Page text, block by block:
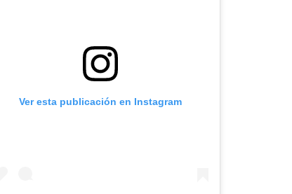
Ver esta publicación en Instagram